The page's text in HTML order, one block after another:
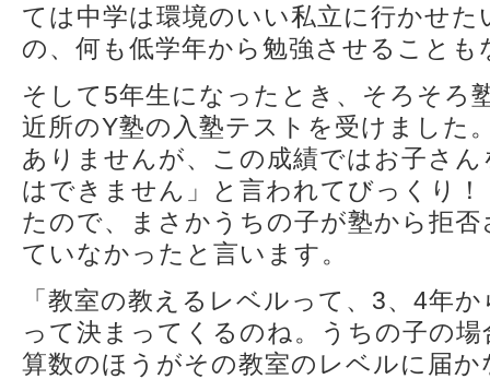
ては中学は環境のいい私立に行かせ
の、何も低学年から勉強させること
そして5年生になったとき、そろそろ
近所のY塾の入塾テストを受けました
ありませんが、この成績ではお子さ
はできません」と言われてびっくり
たので、まさかうちの子が塾から拒
ていなかったと言います。
「教室の教えるレベルって、3、4年
って決まってくるのね。うちの子の
算数のほうがその教室のレベルに届